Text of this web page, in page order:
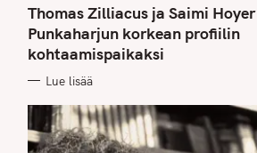
T
E
G
O
R
I
S
Thomas Zilliacus ja Saimi
Punkaharjun korkean profiilin
kohtaamispaikaksi
Lue lisää